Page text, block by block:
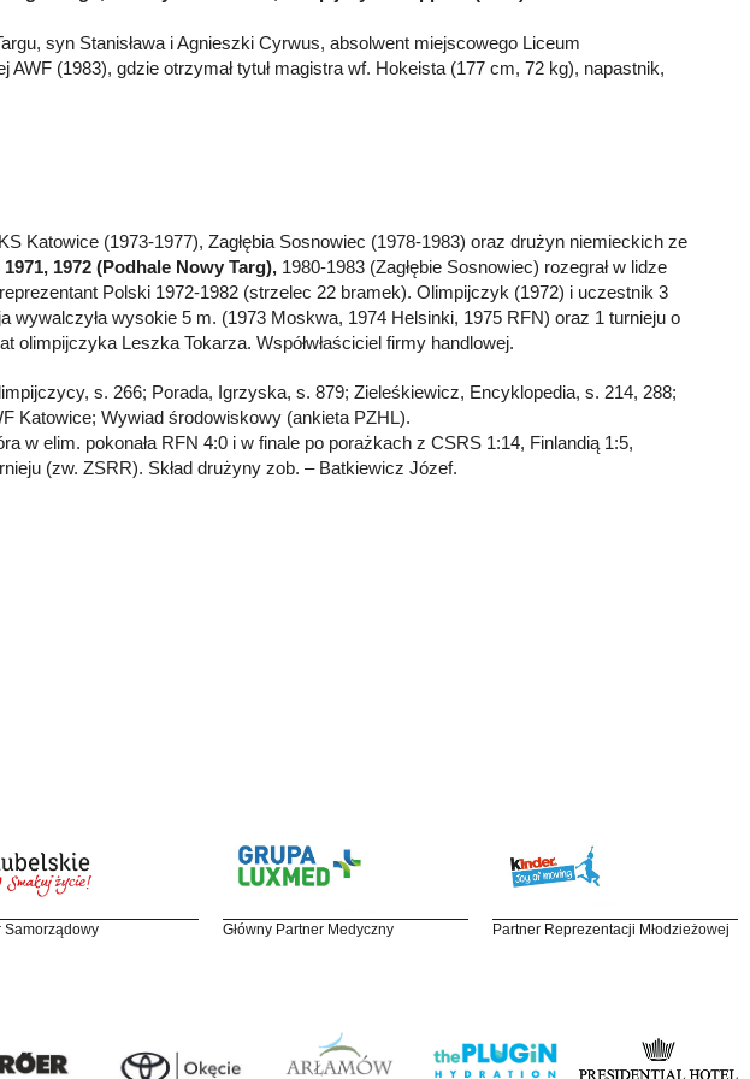
syn Stanisława i Agnieszki Cyrwus, absolwent miejscowego Liceum
AWF (1983), gdzie otrzymał tytuł magistra wf. Hokeista (177 cm, 72 kg), napastnik,
Katowice (1973-1977), Zagłębia Sosnowiec (1978-1983) oraz drużyn niemieckich ze
1972 (Podhale Nowy Targ), 1980-1983 (Zagłębie Sosnowiec) rozegrał w lidze
Polski 1972-1982 (strzelec 22 bramek). Olimpijczyk (1972) i uczestnik 3
wywalczyła wysokie 5 m. (1973 Moskwa, 1974 Helsinki, 1975 RFN) oraz 1 turnieju o
olimpijczyka Leszka Tokarza. Współwłaściciel firmy handlowej.
s. 266; Porada, Igrzyska, s. 879; Zieleśkiewicz, Encyklopedia, s. 214, 288;
Katowice; Wywiad środowiskowy (ankieta PZHL).
w elim. pokonała RFN 4:0 i w finale po porażkach z CSRS 1:14, Finlandią 1:5,
(zw. ZSRR). Skład drużyny zob. – Batkiewicz Józef.
Samorządowy Główny Partner Medyczny Partner Reprezentacji Młodzieżowej